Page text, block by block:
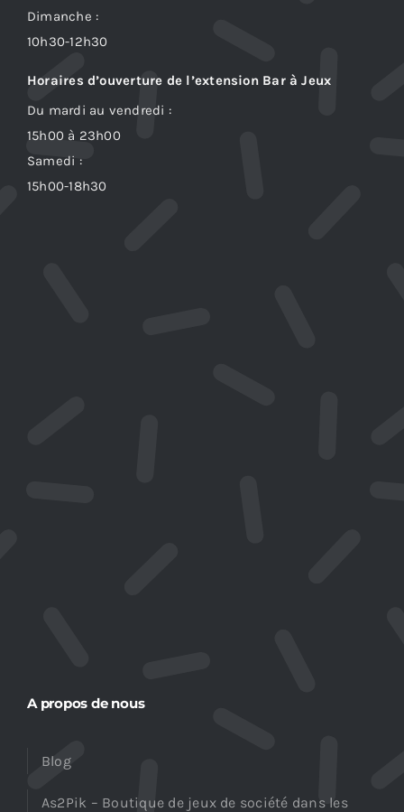
Dimanche :
10h30-12h30
Horaires d’ouverture de l’extension Bar à Jeux
Du mardi au vendredi :
15h00 à 23h00
Samedi :
15h00-18h30
A propos de nous
Blog
As2Pik – Boutique de jeux de société dans les